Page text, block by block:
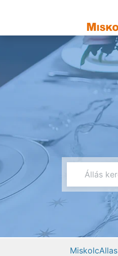
MiskolcAllas